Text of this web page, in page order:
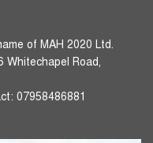
of MAH 2020 Ltd.
Whitechapel Road,
07958486881